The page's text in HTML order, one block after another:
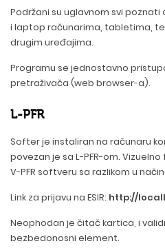
Podržani su uglavnom svi
i laptop računarima, tabletima,
drugim uređajima.
Programu se jednostavno
pretraživača (web browser-a).
L-PFR
Softer je instaliran na računaru
povezan je sa L-PFR-om.
V-PFR softveru sa razlikom u
Link za prijavu na ESIR: http://
Neophodan je čitač kartica, i
bezbedonosni element.